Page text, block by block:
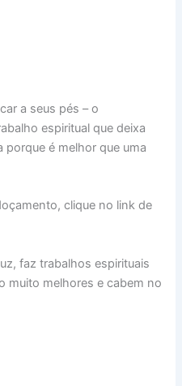
a seus pés – o
espiritual que deixa
porque é melhor que uma
clique no link de
faz trabalhos espirituais
muito melhores e cabem no